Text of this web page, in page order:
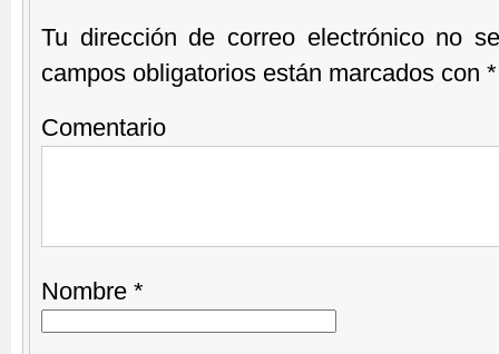
Tu dirección de correo electrónico no
campos obligatorios están marcados con *
Comentario
Nombre *